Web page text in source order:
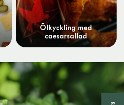
Ölkyckling med
caesarsallad